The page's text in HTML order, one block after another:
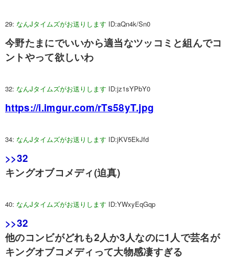
29: なんJタイムズがお送りします ID:aQn4k/Sn0
今野たまにでいいから適当なツッコミと組んでコ
ントやって欲しいわ
32: なんJタイムズがお送りします ID:jz1sYPbY0
https://i.imgur.com/rTs58yT.jpg
34: なんJタイムズがお送りします ID:jKV5EkJfd
>>32
キングオブコメディ(迫真)
40: なんJタイムズがお送りします ID:YWxyEqGqp
>>32
他のコンビがどれも2人か3人なのに1人で芸名が
キングオブコメディって大物感凄すぎる